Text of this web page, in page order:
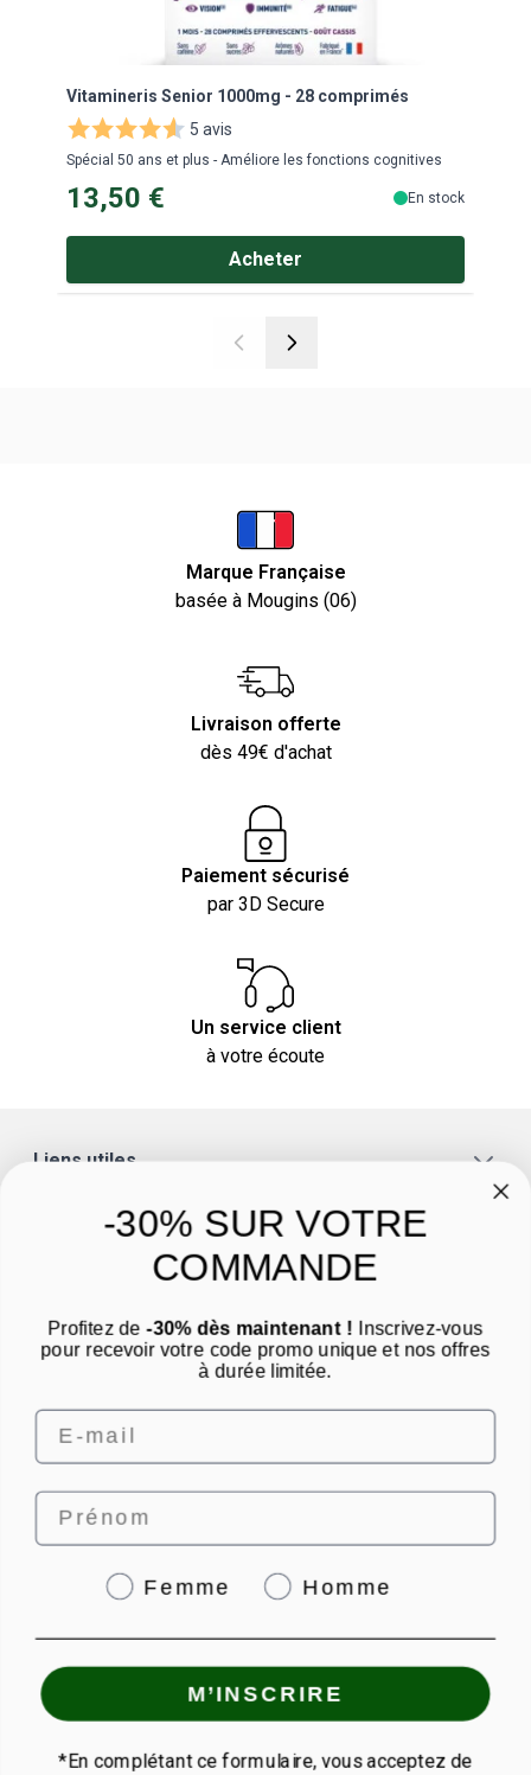
Vitamineris Senior 1000mg - 28 comprimés
5 avis
Spécial 50 ans et plus - Améliore les fonctions cognitives
13,50 € En stock
Acheter
Marque Française
basée à Mougins (06)
Livraison offerte
dès 49€ d'achat
Paiement sécurisé
par 3D Secure
Un service client
à votre écoute
Liens utiles
Nous contacter par email
© PUNCH POWER 2026 | Paiement sécurisé | *Norme AFNOR NF EN 17444. Voir
fiche produit.
granions.fr|eafit.com
-30% SUR VOTRE
COMMANDE
Profitez de -30% dès maintenant ! Inscrivez-vous
pour recevoir votre code promo unique et nos offres
à durée limitée.
Email
Prénom
GenreFemme Homme
M’INSCRIRE
*En complétant ce formulaire, vous acceptez de